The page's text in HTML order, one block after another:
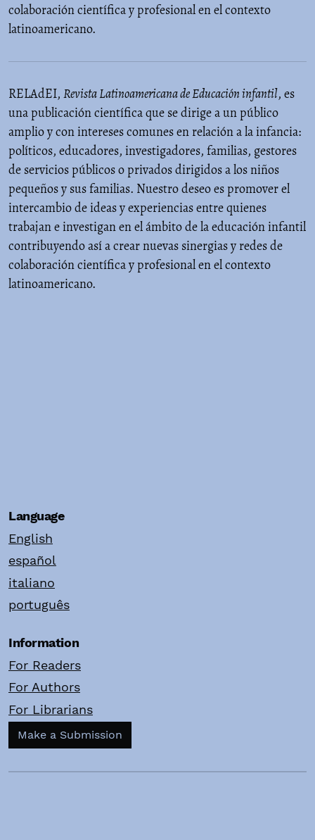
colaboración científica y profesional en el contexto
latinoamericano.
RELAdEI, Revista Latinoamericana de Educación infantil, es
una publicación científica que se dirige a un público
amplio y con intereses comunes en relación a la infancia:
políticos, educadores, investigadores, familias, gestores
de servicios públicos o privados dirigidos a los niños
pequeños y sus familias. Nuestro deseo es promover el
intercambio de ideas y experiencias entre quienes
trabajan e investigan en el ámbito de la educación infantil
contribuyendo así a crear nuevas sinergias y redes de
colaboración científica y profesional en el contexto
latinoamericano.
Language
English
español
italiano
português
Information
For Readers
For Authors
For Librarians
Make a Submission